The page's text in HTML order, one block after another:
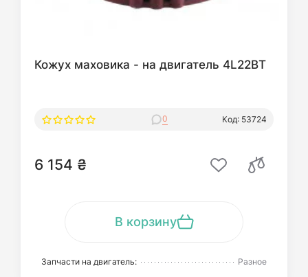
Кожух маховика - на двигатель 4L22BT
0 Код: 53724
6 154 ₴
В корзину
Запчасти на двигатель: Разное